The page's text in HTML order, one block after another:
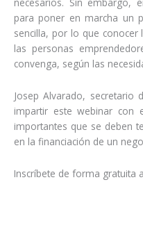
para poner en marcha un
sencilla, por lo que
las personas
convenga, según las
Josep Alvarado, secretario
impartir este webinar
importantes que se deben
en la financiación de un
Inscríbete de forma gratuita